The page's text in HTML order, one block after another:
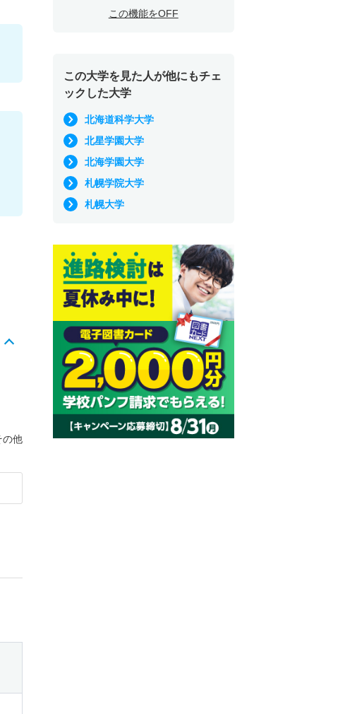
の他
この機能をOFF
この大学を見た人が他にもチェ
ックした大学
北海道科学大学
北星学園大学
北海学園大学
札幌学院大学
札幌大学